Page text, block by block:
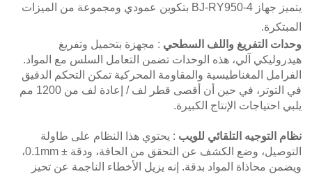
يتميز جهاز BJ-RY950-4 بتكوين عمودي ومجموعة من الميزات
المبتكرة.
وحدات التفريغ واللف السطحي : مجهزة بتحميل وتفريغ
هيدروليكي آلي، هذه الوحدات تضمن التعامل السلس مع المواد.
الفرامل المغناطيسية والمقاومة المحركية تمكن التحكم الدقيق
في التوتر، في حين أن أقصى قطر لف / إعادة لف من 1200 مم
يلبي احتياجات الإنتاج الكبيرة.
نظام التوجيه التلقائي للويب : يحتوي هذا النظام على طاولة
التوصيل، وضع الكشف عن التحقق من الحافة، ودقة ± 0.1mm،
ويضمن محاذاة المواد بدقة. إنه يزيل الأخطاء الناجمة عن تحيز